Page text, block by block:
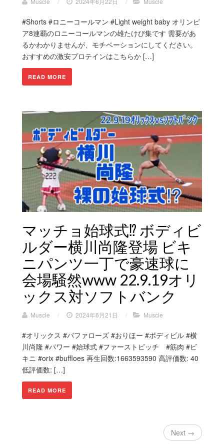
#Shorts #ロニーコールマン #Light weight baby オリンピ
ア8連覇のロニーコールマンの雄たけび集です 需要があ
るかわかりませんが、モチベーションにしてください。
おすすめの激安プロテインはこちらか […]
READ MORE
マッチョ始球式⁉︎ ボディビ
ルダー横川尚隆登場 ビキ
ニパンツ一丁で豪速球に
会場騒然www 22.9.19オリ
ックス対ソフトバンク
Muscle / 2024年6月21日 / Muscle
#オリックス #バファローズ #おりほー #ボディビル #横
川尚隆 #パワー #始球式 #ファーストピッチ #筋肉 #ビ
キニ #orix #buffloes 再生回数:1663593590 高評価数: 40
低評価数: […]
READ MORE
Next →